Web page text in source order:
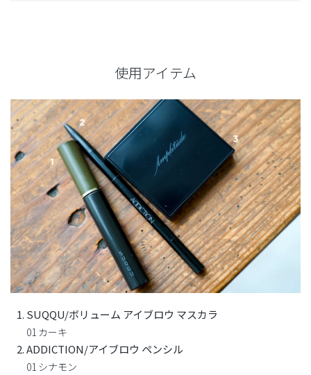
使用アイテム
SUQQU/ボリューム アイブロウ マスカラ
01 カーキ
ADDICTION/アイブロウ ペンシル
01 シナモン